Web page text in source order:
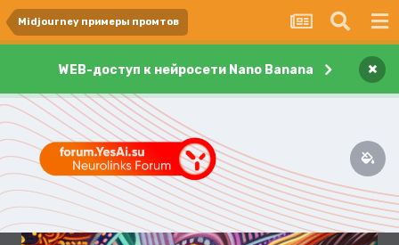
Midjourney примеры промтов
WEB-доступ к нейросети Nano Banana ×